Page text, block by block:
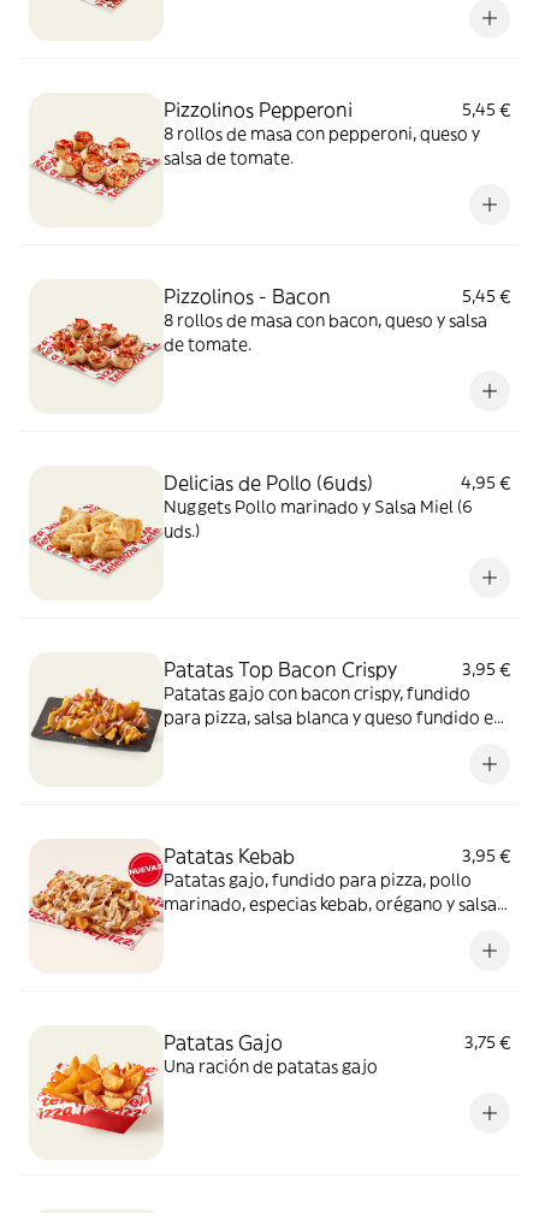
Pizzolinos Pepperoni
5,45 €
8 rollos de masa con pepperoni, queso y
salsa de tomate.
Pizzolinos - Bacon
5,45 €
8 rollos de masa con bacon, queso y salsa
de tomate.
Delicias de Pollo (6uds)
4,95 €
Nuggets Pollo marinado y Salsa Miel (6
uds.)
Patatas Top Bacon Crispy
3,95 €
Patatas gajo con bacon crispy, fundido
para pizza, salsa blanca y queso fundido en
Patatas Kebab
3,95 €
Patatas gajo, fundido para pizza, pollo
marinado, especias kebab, orégano y salsa
Patatas Gajo
3,75 €
Una ración de patatas gajo